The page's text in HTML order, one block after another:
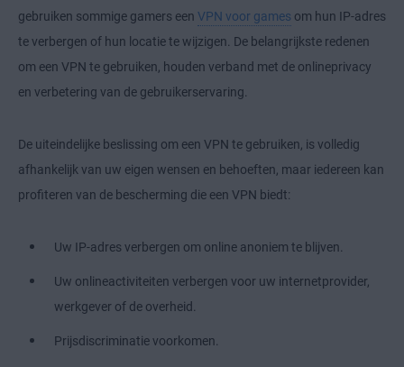
gebruiken sommige gamers een VPN voor games om hun IP-adres
te verbergen of hun locatie te wijzigen. De belangrijkste redenen
om een VPN te gebruiken, houden verband met de onlineprivacy
en verbetering van de gebruikerservaring.
De uiteindelijke beslissing om een VPN te gebruiken, is volledig
afhankelijk van uw eigen wensen en behoeften, maar iedereen kan
profiteren van de bescherming die een VPN biedt:
Uw IP-adres verbergen om online anoniem te blijven.
Uw onlineactiviteiten verbergen voor uw internetprovider,
werkgever of de overheid.
Prijsdiscriminatie voorkomen.